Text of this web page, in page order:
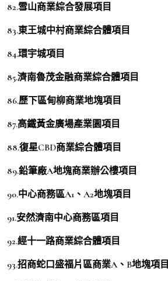
82.雪山商業綜合發展項目
83.東王城中村商業綜合體項目
84.環宇城項目
85.濟南魯茂金融商業綜合體項目
86.歷下區甸柳商業地塊項目
87.高鐵黃金廣場產業園項目
88.復星CBD商業綜合體項目
89.鉛筆廠A地塊商業辦公樓項目
90.中心商務區A1、A2地塊項目
91.安然濟南中心商務區項目
92.經十一路商業綜合體項目
93.招商蛇口盛福片區商業A、B地塊項目